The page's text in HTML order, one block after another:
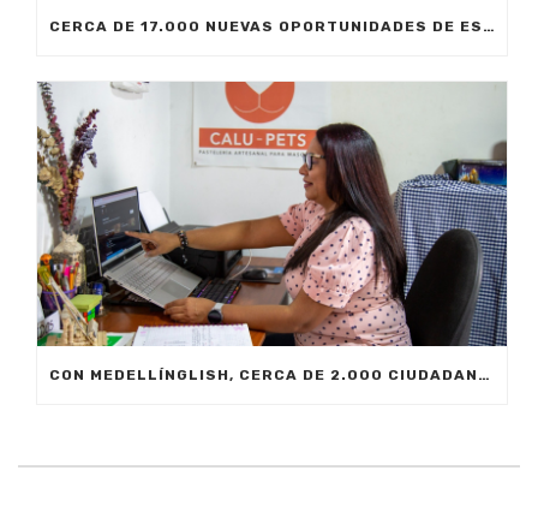
CERCA DE 17.000 NUEVAS OPORTUNIDADES DE ESTUDIO SIN COSTO PARA MEDELLÍN
CON MEDELLÍNGLISH, CERCA DE 2.000 CIUDADANOS SE FORMARÁN EN INGLÉS FUNCIONAL PARA EL TRABAJO